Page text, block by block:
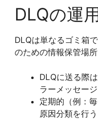
DLQの運
DLQは単なるゴミ箱
のための情報保管場
DLQに送る際
ラーメッセー
定期的（例：
原因分類を行う